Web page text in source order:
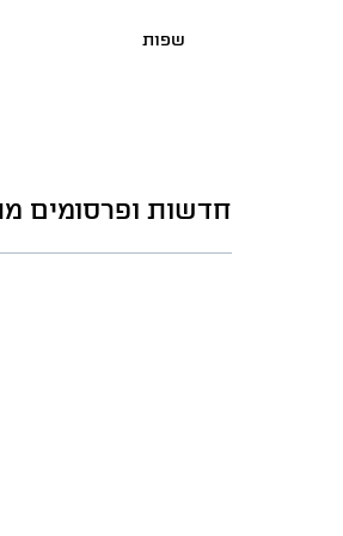
שפות
חדשות ופרסומים